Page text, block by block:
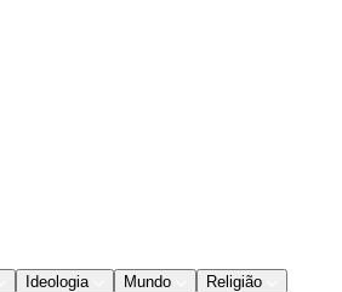
Ideologia Mundo
Religião